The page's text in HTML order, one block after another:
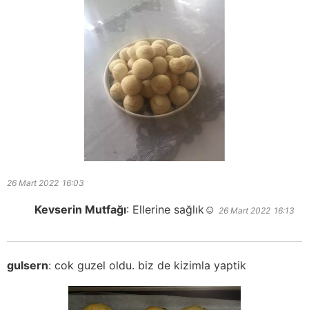
26 Mart 2022 16:03
Kevserin Mutfağı: Ellerine sağlık☺️ 26 Mart 2022 16:13
gulsern: cok guzel oldu. biz de kizimla yaptik